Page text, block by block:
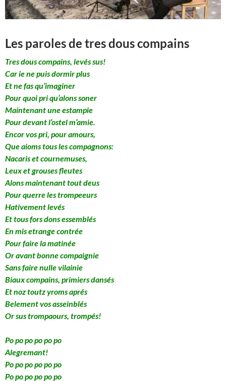
Les paroles de tres dous compains
Tres dous compains, levés sus!
Car ie ne puis dormir plus
Et ne fas qu’imaginer
Pour quoi pri qu’alons soner
Maintenant une estampie
Pour devant l’ostel m’amie.
Encor vos pri, pour amours,
Que aioms tous les compagnons:
Nacaris et cournemuses,
Leux et grouses fleutes
Alons maintenant tout deus
Pour querre les trompeeurs
Hativement levés
Et tous fors dons essemblés
En mis etrange contrée
Pour faire la matinée
Or avant bonne compaignie
Sans faire nulle vilainie
Biaux compains, primiers dansés
Et noz toutz yroms aprés
Belement vos asseinblés
Or sus trompaours, trompés!
Po po po po po po
Alegremant!
Po po po po po po
Po po po po po po